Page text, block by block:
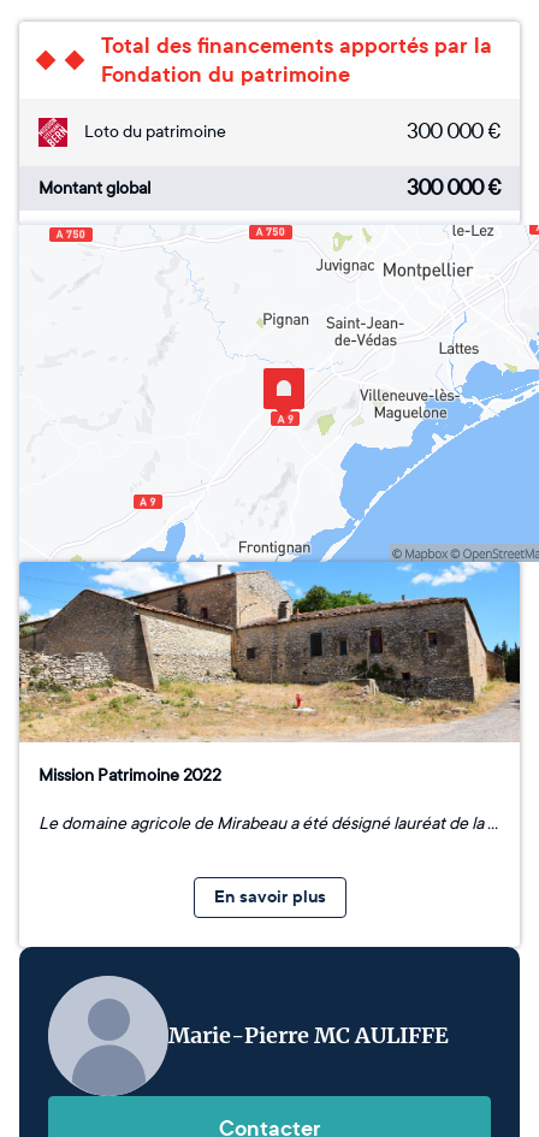
Total des financements apportés par la
Fondation du patrimoine
Loto du patrimoine 300 000€
Montant global 300 000€
Mission Patrimoine 2022
Le domaine agricole de Mirabeau a été désigné lauréat de la Mission Patrimoine 2022 pour le département de l'Hérault !
En savoir plus
Marie-Pierre MC AULIFFE
Contacter